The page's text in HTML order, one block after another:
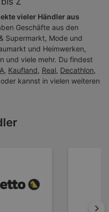
vieler Händler aus
Geschäfte aus den
Supermarkt, Mode und
und Heimwerken,
und viele mehr. Du findest
, Kaufland, Real, Decathlon,
oder kannst in vielen weiteren